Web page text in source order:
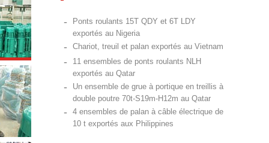
-
Ponts roulants 15T QDY et 6T LDY
exportés au Nigeria
- Chariot, treuil et palan exportés au Vietnam
-
11 ensembles de ponts roulants NLH
exportés au Qatar
-
Un ensemble de grue à portique en treillis à
double poutre 70t-S19m-H12m au Qatar
- 4 ensembles de palan à câble électrique de
10 t exportés aux Philippines